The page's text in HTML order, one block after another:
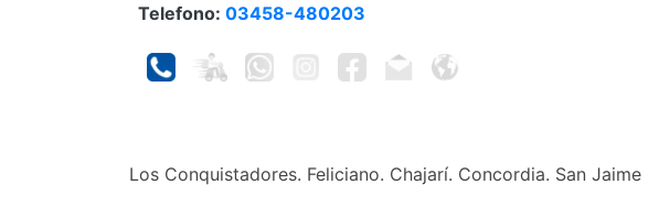
Telefono: 03458-480203
Los Conquistadores. Feliciano. Chajarí. Concordia. San Jaime